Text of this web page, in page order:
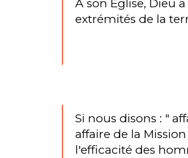
A son Église, Dieu
extrémités de la
Si nous disons : "
affaire de la
l'efficacité des